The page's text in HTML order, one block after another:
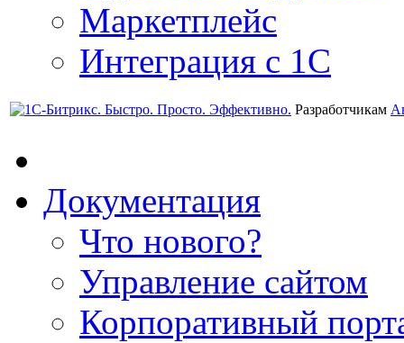
Маркетплейс
Интеграция с 1С
Разработчикам
Документация
Что нового?
Управление сайтом
Корпоративный